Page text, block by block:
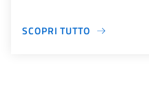
SCOPRI TUTTO